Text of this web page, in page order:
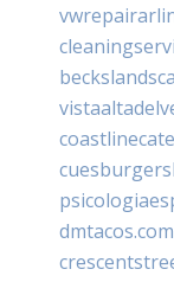
dmtacos.com